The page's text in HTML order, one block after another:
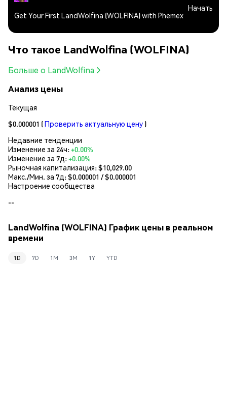
Get Your First LandWolfina (WOLFINA) with Phemex
Начать
Что такое LandWolfina (WOLFINA)
Больше о LandWolfina
Анализ цены
Текущая
$0.000001 (Проверить актуальную цену )
Недавние тенденции
Изменение за 24ч:+0.00%
Изменение за 7д:+0.00%
Рыночная капитализация:$10,029.00
Макс./Мин. за 7д: $0.000001 / $0.000001
Настроение сообщества
--
LandWolfina (WOLFINA) График цены в реальном
времени
1D 7D 1M 3M 1Y YTD